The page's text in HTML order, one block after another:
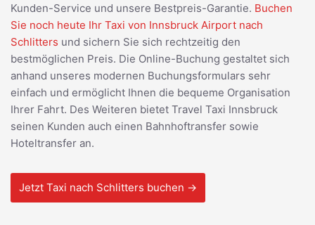
Kunden-Service und unsere Bestpreis-Garantie. Buchen
Sie noch heute Ihr Taxi von Innsbruck Airport nach
Schlitters und sichern Sie sich rechtzeitig den
bestmöglichen Preis. Die Online-Buchung gestaltet sich
anhand unseres modernen Buchungsformulars sehr
einfach und ermöglicht Ihnen die bequeme Organisation
Ihrer Fahrt. Des Weiteren bietet Travel Taxi Innsbruck
seinen Kunden auch einen Bahnhoftransfer sowie
Hoteltransfer an.
Jetzt Taxi nach Schlitters buchen →